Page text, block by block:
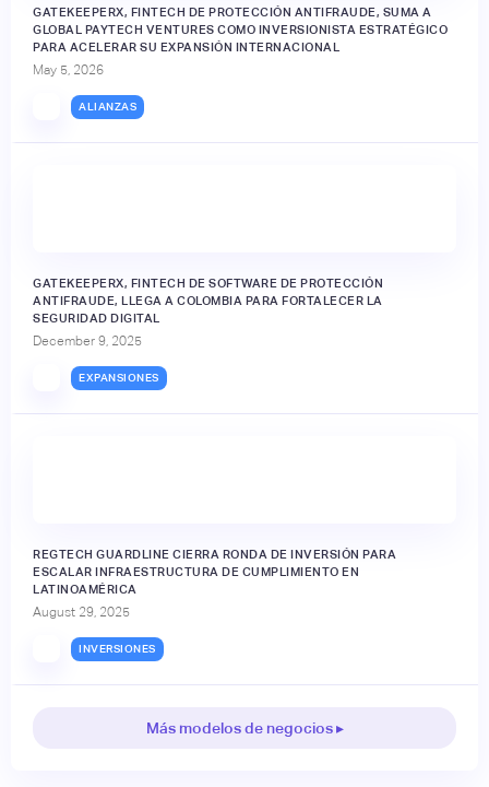
GATEKEEPERX, FINTECH DE PROTECCIÓN ANTIFRAUDE, SUMA A
GLOBAL PAYTECH VENTURES COMO INVERSIONISTA ESTRATÉGICO
PARA ACELERAR SU EXPANSIÓN INTERNACIONAL
May 5, 2026
ALIANZAS
GATEKEEPERX, FINTECH DE SOFTWARE DE PROTECCIÓN
ANTIFRAUDE, LLEGA A COLOMBIA PARA FORTALECER LA
SEGURIDAD DIGITAL
December 9, 2025
EXPANSIONES
REGTECH GUARDLINE CIERRA RONDA DE INVERSIÓN PARA
ESCALAR INFRAESTRUCTURA DE CUMPLIMIENTO EN
LATINOAMÉRICA
August 29, 2025
INVERSIONES
Más modelos de negocios ▸